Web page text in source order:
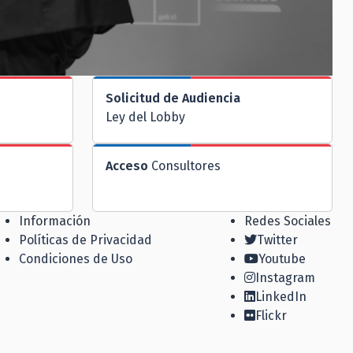
Solicitud de Audiencia
Ley del Lobby
Acceso Consultores
Información
Políticas de Privacidad
Condiciones de Uso
Redes Sociales
Twitter
Youtube
Instagram
LinkedIn
Flickr